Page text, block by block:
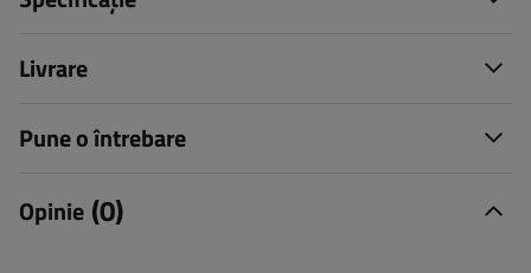
Livrare
Pune o întrebare
Opinie (0)